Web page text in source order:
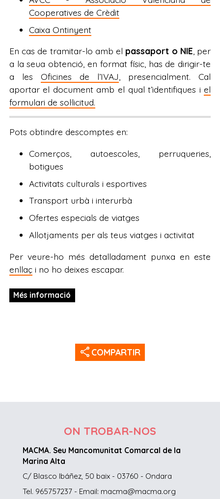
Cooperatives de Crèdit
Caixa Ontinyent
En cas de tramitar-lo amb el passaport o NIE , per
a la seua obtenció, en format físic, has de dirigir-te
a les Oficines de l’IVAJ , presencialment. Cal
aportar el document amb el qual t’identifiques iel
formulari de sol·licitud.
Pots obtindre descomptes en:
Comerços, autoescoles, perruqueries,
botigues
Activitats culturals i esportives
Transport urbà i interurbà
Ofertes especials de viatges
Allotjaments per als teus viatges i activitat
Per veure-ho més detalladament punxa en este
enllaçi no ho deixes escapar.
Més informació
share COMPARTIR
ON TROBAR-NOS
MACMA. Seu Mancomunitat Comarcal de la
Marina Alta
C/ Blasco Ibáñez, 50 baix - 03760 - Ondara
Tel. 965757237 - Email: macma@macma.org